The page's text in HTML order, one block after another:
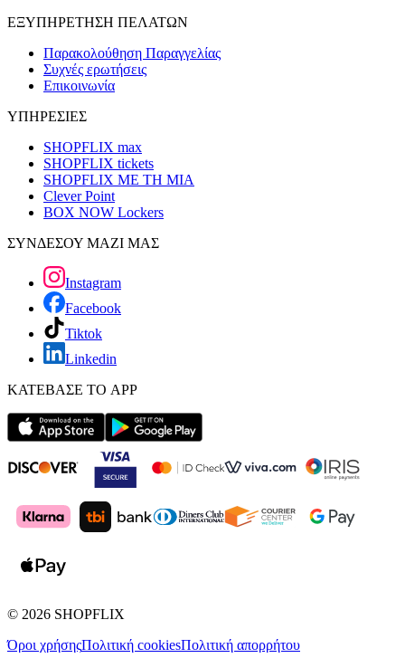
ΕΞΥΠΗΡΕΤΗΣΗ ΠΕΛΑΤΩΝ
Παρακολούθηση Παραγγελίας
Συχνές ερωτήσεις
Επικοινωνία
ΥΠΗΡΕΣΙΕΣ
SHOPFLIX max
SHOPFLIX tickets
SHOPFLIX ΜΕ ΤΗ ΜΙΑ
Clever Point
BOX NOW Lockers
ΣΥΝΔΕΣΟΥ ΜΑΖΙ ΜΑΣ
Instagram
Facebook
Tiktok
Linkedin
ΚΑΤΕΒΑΣΕ ΤΟ APP
© 2026 SHOPFLIX
Όροι χρήσηςΠολιτική cookiesΠολιτική απορρήτου